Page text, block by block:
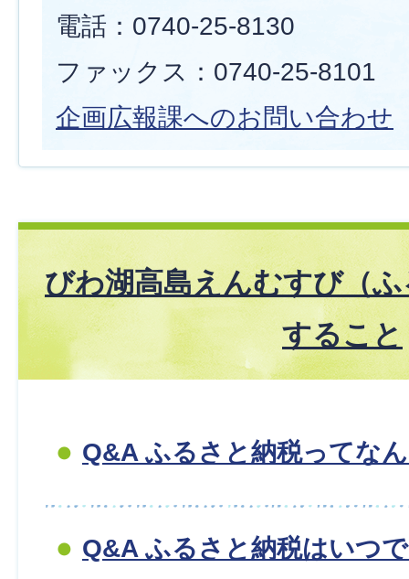
電話：0740-25-8130
ファックス：0740-25-8101
企画広報課へのお問い合わせ
びわ湖高島えんむすび（
すること
Q&A ふるさと納税ってな
Q&A ふるさと納税はいつ